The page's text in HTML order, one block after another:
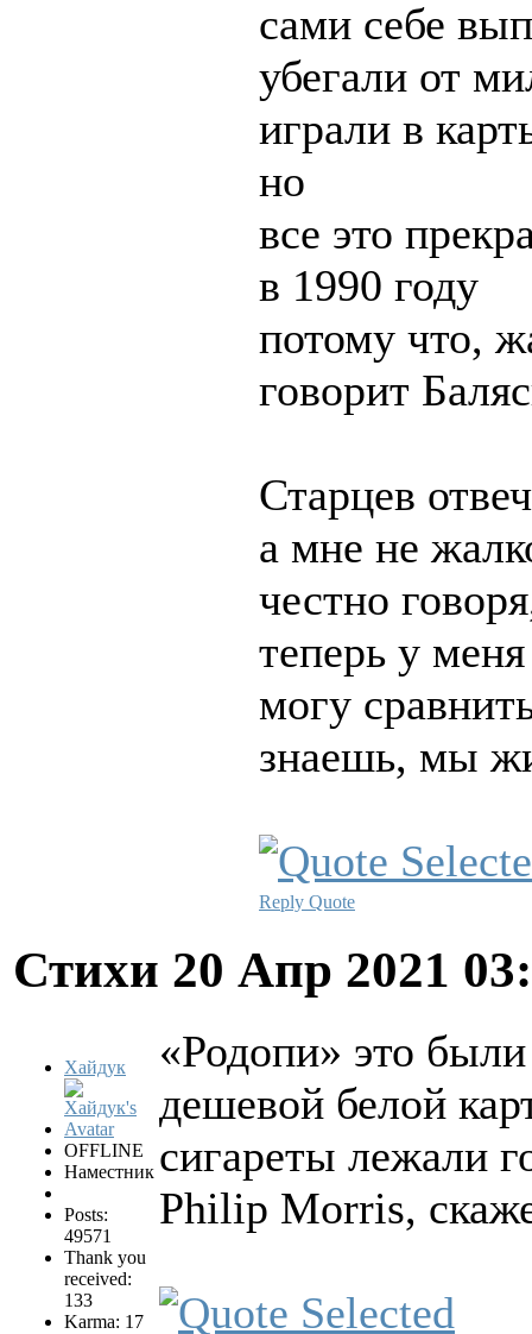
сами себе
убегали от
играли в
но
все это
в 1990 году
потому что,
говорит
Старцев
а мне не
честно
теперь у
могу
знаешь, мы
Reply Quote
Стихи 20 Апр 2021
Хайдук
OFFLINE
Наместник
Posts:
49571
Thank you
received:
133
Karma: 17
«Родопи» это
дешевой белой
сигареты лежали
Philip Morris,